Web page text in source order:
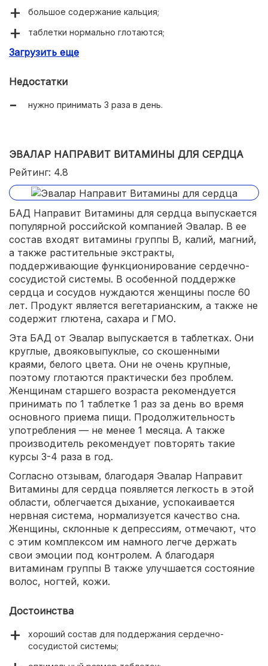
большое содержание кальция;
таблетки нормально глотаются;
придают сил и энергии;
болезни.
Загрузить еще
Недостатки
нужно принимать 3 раза в день.
ЭВАЛАР НАПРАВИТ ВИТАМИНЫ ДЛЯ СЕРДЦА
Рейтинг: 4.8
БАД Направит Витамины для сердца выпускается
популярной российской компанией Эвалар. В ее
состав входят витамины группы В, калий, магний,
а также растительные экстракты,
поддерживающие функционирование сердечно-
сосудистой системы. В особенной поддержке
сердца и сосудов нуждаются женщины после 60
лет. Продукт является вегетарианским, а также не
содержит глютена, сахара и ГМО.
Эта БАД от Эвалар выпускается в таблетках. Они
круглые, двояковыпуклые, со скошенными
краями, белого цвета. Они не очень крупные,
поэтому глотаются практически без проблем.
Женщинам старшего возраста рекомендуется
принимать по 1 таблетке 1 раз за день во время
основного приема пищи. Продолжительность
употребления — не менее 1 месяца. А также
производитель рекомендует повторять такие
курсы 3-4 раза в год.
Согласно отзывам, благодаря Эвалар Направит
Витамины для сердца появляется легкость в этой
области, облегчается дыхание, успокаивается
нервная система, нормализуется качество сна.
Женщины, склонные к депрессиям, отмечают, что
с этим комплексом им намного легче держать
свои эмоции под контролем. А благодаря
витаминам группы В также улучшается состояние
волос, ногтей, кожи.
Достоинства
хороший состав для поддержания сердечно-
сосудистой системы;